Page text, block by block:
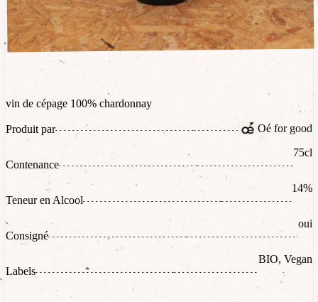
vin de cépage 100% chardonnay
Produit par Oé for good
Contenance
75cl
Teneur en Alcool
14%
Consigné
oui
Labels
BIO, Vegan